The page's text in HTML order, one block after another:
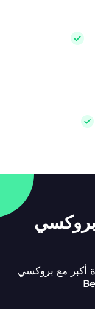
بروكسي
أكبر مع بروكسي